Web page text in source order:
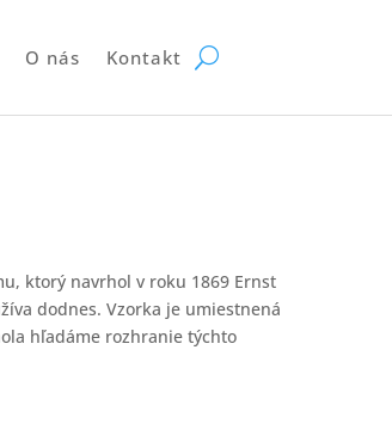
O nás Kontakt
ktorý navrhol v roku 1869 Ernst
dodnes. Vzorka je umiestnená
hľadáme rozhranie týchto